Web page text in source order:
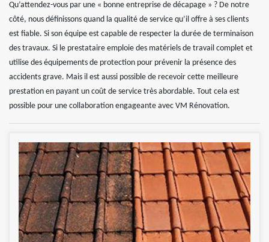
Qu’attendez-vous par une « bonne entreprise de décapage » ? De notre
côté, nous définissons quand la qualité de service qu’il offre à ses clients
est fiable. Si son équipe est capable de respecter la durée de terminaison
des travaux. Si le prestataire emploie des matériels de travail complet et
utilise des équipements de protection pour prévenir la présence des
accidents grave. Mais il est aussi possible de recevoir cette meilleure
prestation en payant un coût de service très abordable. Tout cela est
possible pour une collaboration engageante avec VM Rénovation.